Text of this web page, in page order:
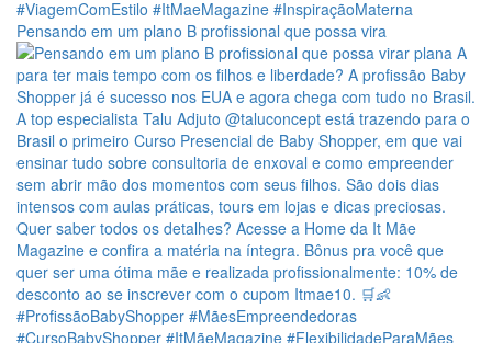
Pensando em um plano B profissional que possa vira